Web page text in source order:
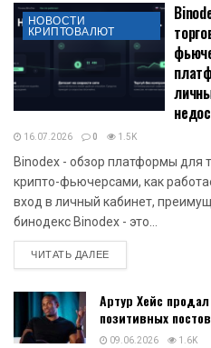
НОВОСТИ
КРИПТОВАЛЮТ
16.07.2026 0 1.5K
Binodex - обзор платформы для
крипто-фьючерсами, как
вход в личный кабинет,
бинодекс Binodex - это...
ЧИТАТЬ ДАЛЕЕDETAILS
Артур Хейс
позитивных постов
09.06.2026 1.6K